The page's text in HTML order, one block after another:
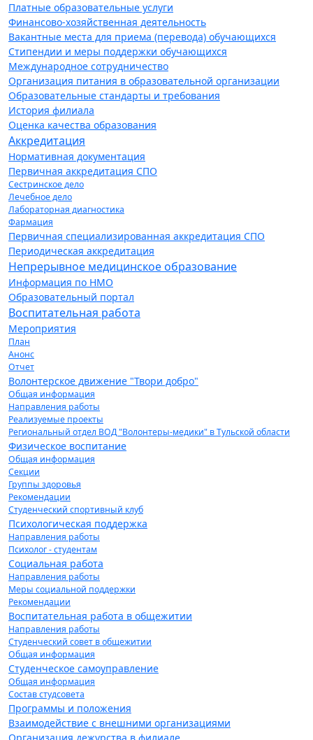
Платные образовательные услуги
Финансово-хозяйственная деятельность
Вакантные места для приема (перевода) обучающихся
Стипендии и меры поддержки обучающихся
Международное сотрудничество
Организация питания в образовательной организации
Образовательные стандарты и требования
История филиала
Оценка качества образования
Аккредитация
Нормативная документация
Первичная аккредитация СПО
Сестринское дело
Лечебное дело
Лабораторная диагностика
Фармация
Первичная специализированная аккредитация СПО
Периодическая аккредитация
Непрерывное медицинское образование
Информация по НМО
Образовательный портал
Воспитательная работа
Мероприятия
План
Анонс
Отчет
Волонтерское движение "Твори добро"
Общая информация
Направления работы
Реализуемые проекты
Региональный отдел ВОД "Волонтеры-медики" в Тульской области
Физическое воспитание
Общая информация
Секции
Группы здоровья
Рекомендации
Студенческий спортивный клуб
Психологическая поддержка
Направления работы
Психолог - студентам
Социальная работа
Направления работы
Меры социальной поддержки
Рекомендации
Воспитательная работа в общежитии
Направления работы
Студенческий совет в общежитии
Общая информация
Студенческое самоуправление
Общая информация
Состав студсовета
Программы и положения
Взаимодействие с внешними организациями